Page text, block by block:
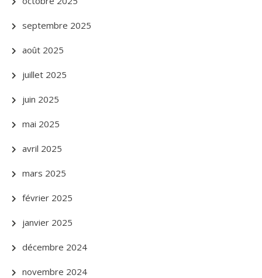
septembre 2025
août 2025
juillet 2025
juin 2025
mai 2025
avril 2025
mars 2025
février 2025
janvier 2025
décembre 2024
novembre 2024